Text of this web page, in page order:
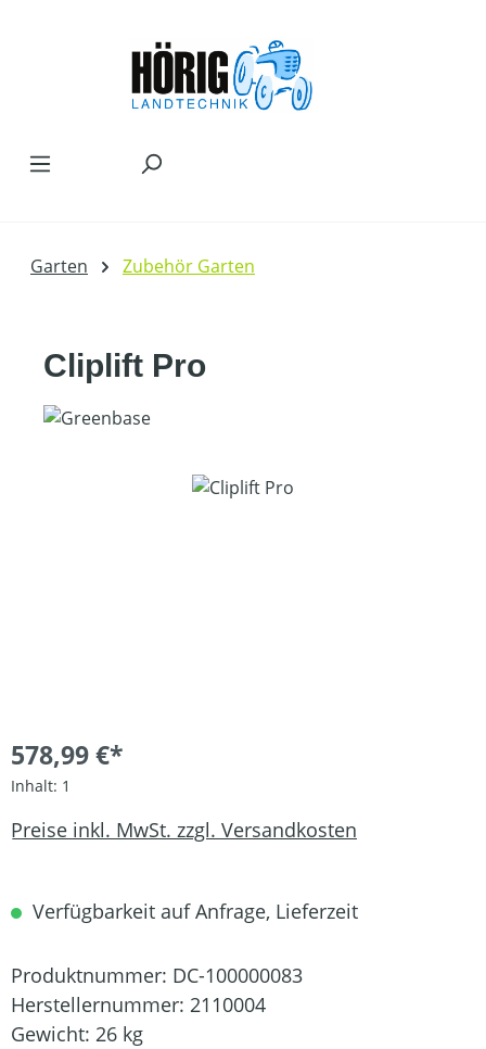
Garten Zubehör Garten
Cliplift Pro
Bildergalerie überspringen
578,99 €*
Inhalt: 1
Preise inkl. MwSt. zzgl. Versandkosten
Verfügbarkeit auf Anfrage, Lieferzeit
Produktnummer: DC-100000083
Herstellernummer: 2110004
Gewicht: 26 kg